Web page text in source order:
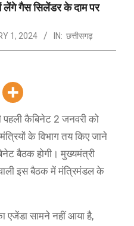
लेंगे गैस सिलेंडर के दाम पर
1, 2024 IN: छत्तीसगढ़
पहली कैबिनेट 2 जनवरी को
के विभाग तय किए जाने
बैठक होगी। मुख्यमंत्री
वाली इस बैठक में मंत्रिमंडल के
एजेंडा सामने नहीं आया है,